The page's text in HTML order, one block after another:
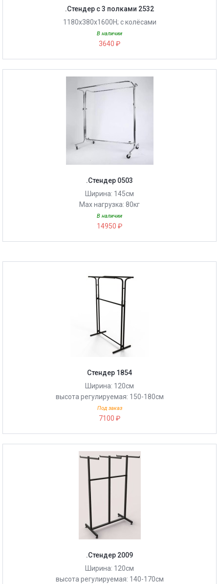
.Стендер с 3 полками 2532
1180х380х1600H; с колёсами
В наличии
3640 ₽
.Стендер 0503
Ширина: 145см
Max нагрузка: 80кг
В наличии
14950 ₽
Стендер 1854
Ширина: 120см
высота регулируемая: 150-180см
Под заказ
7100 ₽
.Стендер 2009
Ширина: 120см
высота регулируемая: 140-170см